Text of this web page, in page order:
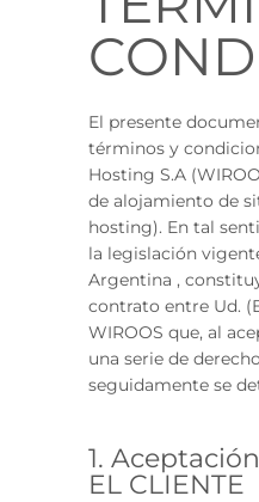
El presente
términos y
Hosting S.A
de alojamiento de
hosting). En tal
la legislación
Argentina ,
contrato entre Ud.
WIROOS que, al
una serie de
seguidamente se
1.
EL CLIENTE